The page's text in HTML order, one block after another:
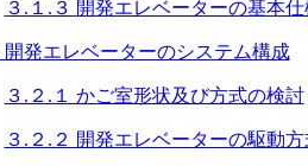
３.１.３ 開発エレベーターの基本仕
開発エレベーターのシステム構成
３.２.１ かご室形状及び方式の検討
３.２.２ 開発エレベーターの駆動方